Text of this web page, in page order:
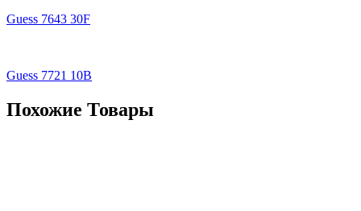
Guess 7643 30F
Guess 7721 10B
Похожие Товары